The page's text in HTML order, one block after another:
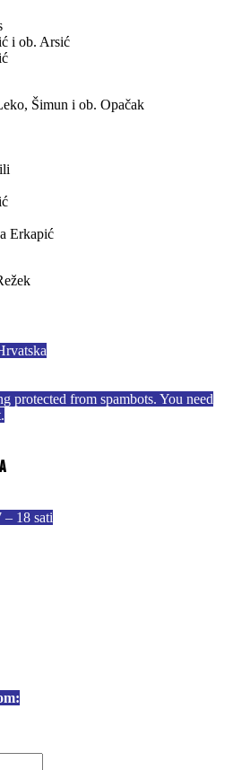
ob. Arsić
Šimun i ob. Opačak
protected from spambots. You need
– 18 sati